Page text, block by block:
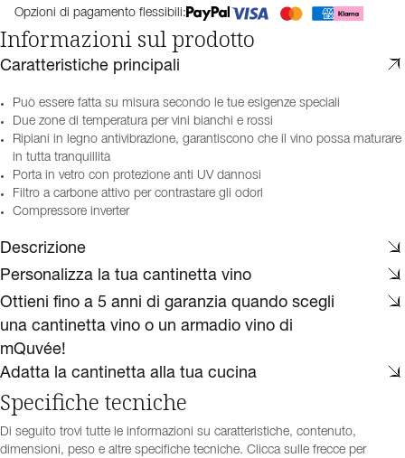
Opzioni di pagamento flessibili:
Informazioni sul prodotto
Caratteristiche principali
Può essere fatta su misura secondo le tue esigenze speciali
Due zone di temperatura per vini bianchi e rossi
Ripiani in legno antivibrazione, garantiscono che il vino possa maturare
in tutta tranquillità
Porta in vetro con protezione anti UV dannosi
Filtro a carbone attivo per contrastare gli odori
Compressore inverter
Descrizione
Personalizza la tua cantinetta vino
Ottieni fino a 5 anni di garanzia quando scegli
una cantinetta vino o un armadio vino di
mQuvée!
Adatta la cantinetta alla tua cucina
Specifiche tecniche
Di seguito trovi tutte le informazioni su caratteristiche, contenuto,
dimensioni, peso e altre specifiche tecniche. Clicca sulle frecce per